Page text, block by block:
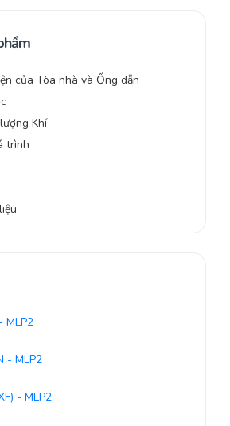
của Tòa nhà và Ống dẫn
Khí
trình
MLP2
- MLP2
- MLP2